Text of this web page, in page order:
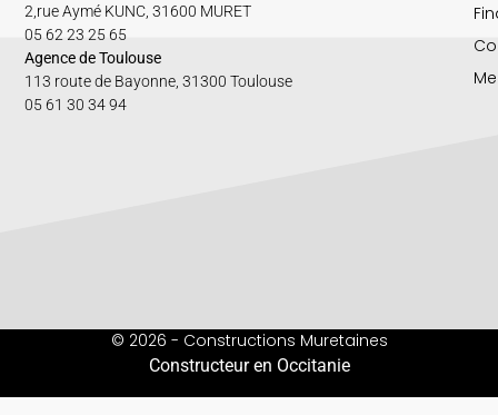
2,rue Aymé KUNC, 31600 MURET
05 62 23 25 65
Agence de Toulouse
113 route de Bayonne, 31300 Toulouse
05 61 30 34 94
© 2026 - Constructions Muretaines
Constructeur en Occitanie